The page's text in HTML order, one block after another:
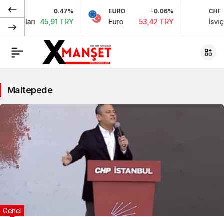
0.47%
Doları 45,91 TRY
EURO -0.06%
Euro 53,42 TRY
CHF
Maltepede
Genel